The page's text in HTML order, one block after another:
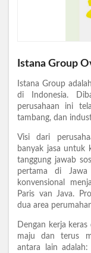
Istana Group
Istana Group
di Indonesia.
perusahaan ini
tambang, dan
Visi dari
banyak jasa untuk
tanggung jawab
pertama di Jawa
konvensional
Paris van Java.
dua area
Dengan kerja
maju dan terus
antara lain adalah: